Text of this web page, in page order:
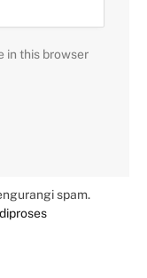
in this browser
spam.